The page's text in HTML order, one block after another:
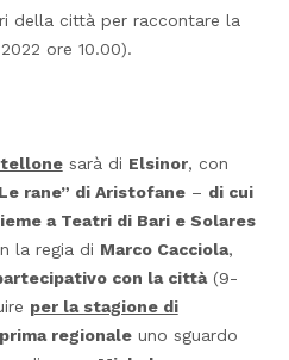
della città per raccontare la
2022 ore 10.00).
sarà di Elsinor, con
rane” di Aristofane– di cui
a Teatri di Bari e Solares
la regia di Marco Cacciola,
con la città(9-
per la stagione di
prima regionaleuno sguardo